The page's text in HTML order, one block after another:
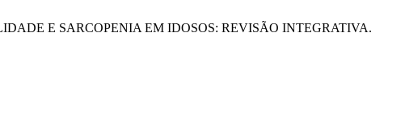
E SARCOPENIA EM IDOSOS: REVISÃO INTEGRATIVA.